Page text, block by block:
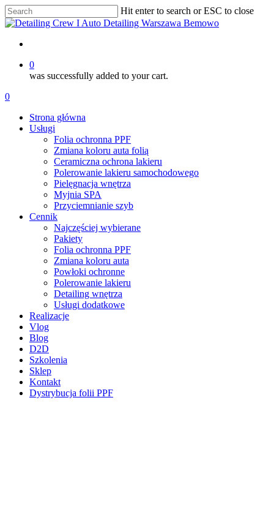
Skip
to
content
Hit enter to search or ESC to close
Close
0
was successfully added to your cart.
Menu
account
0
Strona główna
Usługi
Folia ochronna PPF
Zmiana koloru auta folią
Ceramiczna ochrona lakieru
Polerowanie lakieru samochodowego
Pielęgnacja wnętrza
Myjnia SPA
Przyciemnianie szyb
Cennik
Najczęściej wybierane
Pakiety
Folia ochronna PPF
Zmiana koloru auta
Powłoki ochronne
Polerowanie lakieru
Detailing wnętrza
Usługi dodatkowe
Realizacje
Vlog
Blog
D2D
Szkolenia
Sklep
Kontakt
Dystrybucja folii PPF